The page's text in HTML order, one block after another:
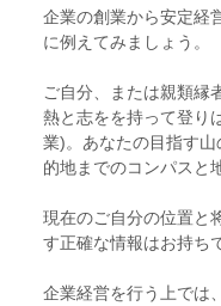
企業の創業から安定経
に例えてみましょう。
ご自分、または親類縁
熱と志をを持って登り
業)。あなたの目指す
的地までのコンパスと
現在のご自分の位置と
す正確な情報はお持ち
企業経営を行う上では